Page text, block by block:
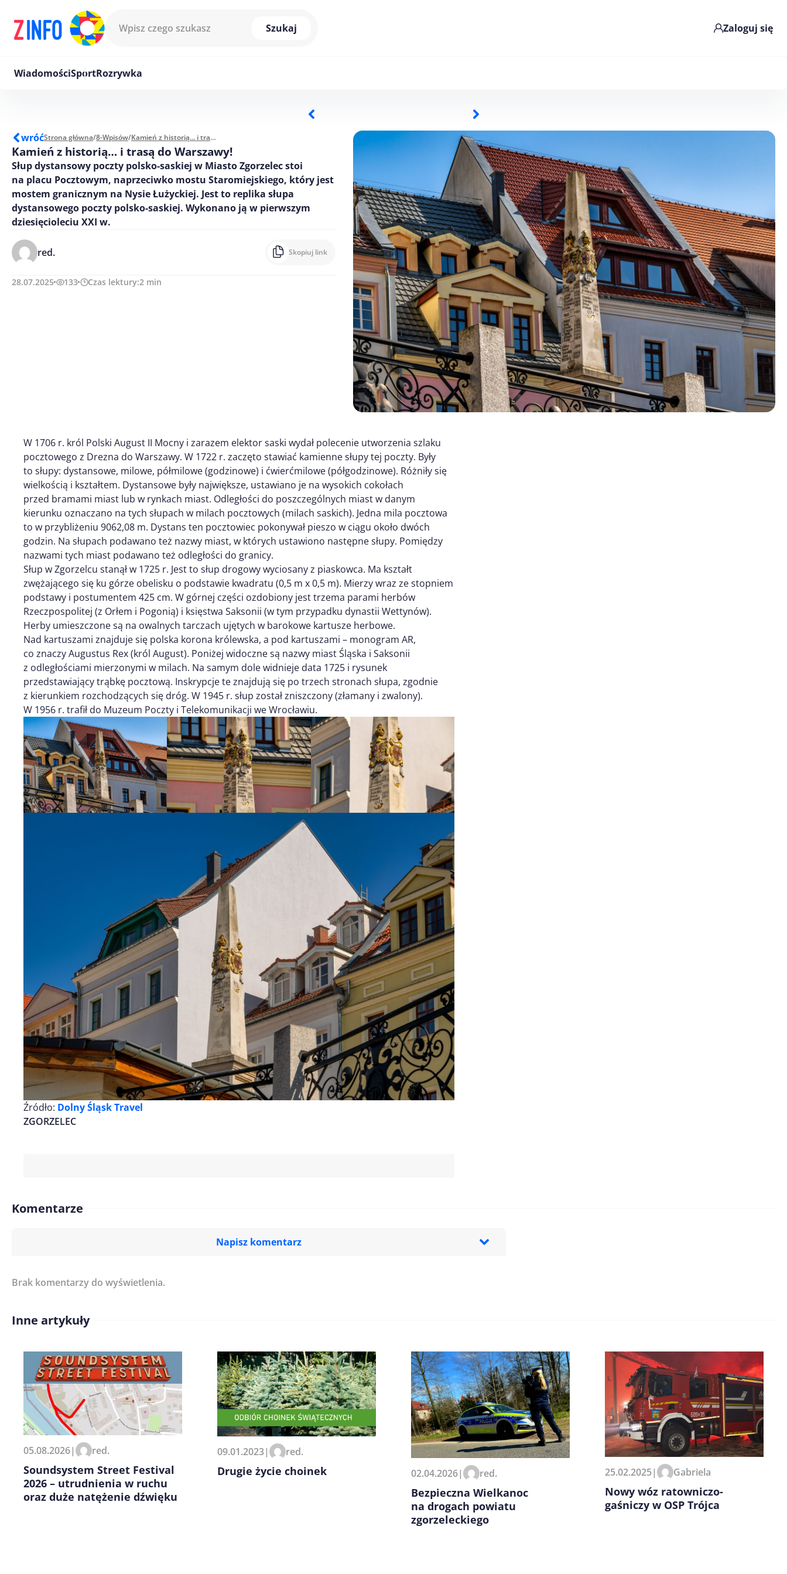
Szukaj
Zaloguj się
WiadomościSportRozrywka
wróćStrona główna/8-Wpisów/ Kamień z historią... i trasą do Warszawy!
Kamień z historią… i trasą do Warszawy!
Słup dystansowy poczty polsko-saskiej w Miasto Zgorzelec stoi
na placu Pocztowym, naprzeciwko mostu Staromiejskiego, który jest
mostem granicznym na Nysie Łużyckiej. Jest to replika słupa
dystansowego poczty polsko-saskiej. Wykonano ją w pierwszym
dziesięcioleciu XXI w.
red. Skopiuj link
28.07.2025 133 Czas lektury:2 min
W 1706 r. król Polski August II Mocny i zarazem elektor saski wydał polecenie utworzenia szlaku
pocztowego z Drezna do Warszawy. W 1722 r. zaczęto stawiać kamienne słupy tej poczty. Były
to słupy: dystansowe, milowe, półmilowe (godzinowe) i ćwierćmilowe (półgodzinowe). Różniły się
wielkością i kształtem. Dystansowe były największe, ustawiano je na wysokich cokołach
przed bramami miast lub w rynkach miast. Odległości do poszczególnych miast w danym
kierunku oznaczano na tych słupach w milach pocztowych (milach saskich). Jedna mila pocztowa
to w przybliżeniu 9062,08 m. Dystans ten pocztowiec pokonywał pieszo w ciągu około dwóch
godzin. Na słupach podawano też nazwy miast, w których ustawiono następne słupy. Pomiędzy
nazwami tych miast podawano też odległości do granicy.
Słup w Zgorzelcu stanął w 1725 r. Jest to słup drogowy wyciosany z piaskowca. Ma kształt
zwężającego się ku górze obelisku o podstawie kwadratu (0,5 m x 0,5 m). Mierzy wraz ze stopniem
podstawy i postumentem 425 cm. W górnej części ozdobiony jest trzema parami herbów
Rzeczpospolitej (z Orłem i Pogonią) i księstwa Saksonii (w tym przypadku dynastii Wettynów).
Herby umieszczone są na owalnych tarczach ujętych w barokowe kartusze herbowe.
Nad kartuszami znajduje się polska korona królewska, a pod kartuszami – monogram AR,
co znaczy Augustus Rex (król August). Poniżej widoczne są nazwy miast Śląska i Saksonii
z odległościami mierzonymi w milach. Na samym dole widnieje data 1725 i rysunek
przedstawiający trąbkę pocztową. Inskrypcje te znajdują się po trzech stronach słupa, zgodnie
z kierunkiem rozchodzących się dróg. W 1945 r. słup został zniszczony (złamany i zwalony).
W 1956 r. trafił do Muzeum Poczty i Telekomunikacji we Wrocławiu.
Źródło: Dolny Śląsk Travel
ZGORZELEC
Komentarze
Napisz komentarz
Imię/ Nick*
Zapamiętaj moje dane w tej przeglądarce podczas pisania
kolejnych komentarzy.
Brak komentarzy do wyświetlenia.
Inne artykuły
05.08.2026| red.
Soundsystem Street Festival
2026 – utrudnienia w ruchu
oraz duże natężenie dźwięku
09.01.2023| red.
Drugie życie choinek 02.04.2026| red.
Bezpieczna Wielkanoc
na drogach powiatu
zgorzeleckiego
25.02.2025| Gabriela
Nowy wóz ratowniczo-
gaśniczy w OSP Trójca